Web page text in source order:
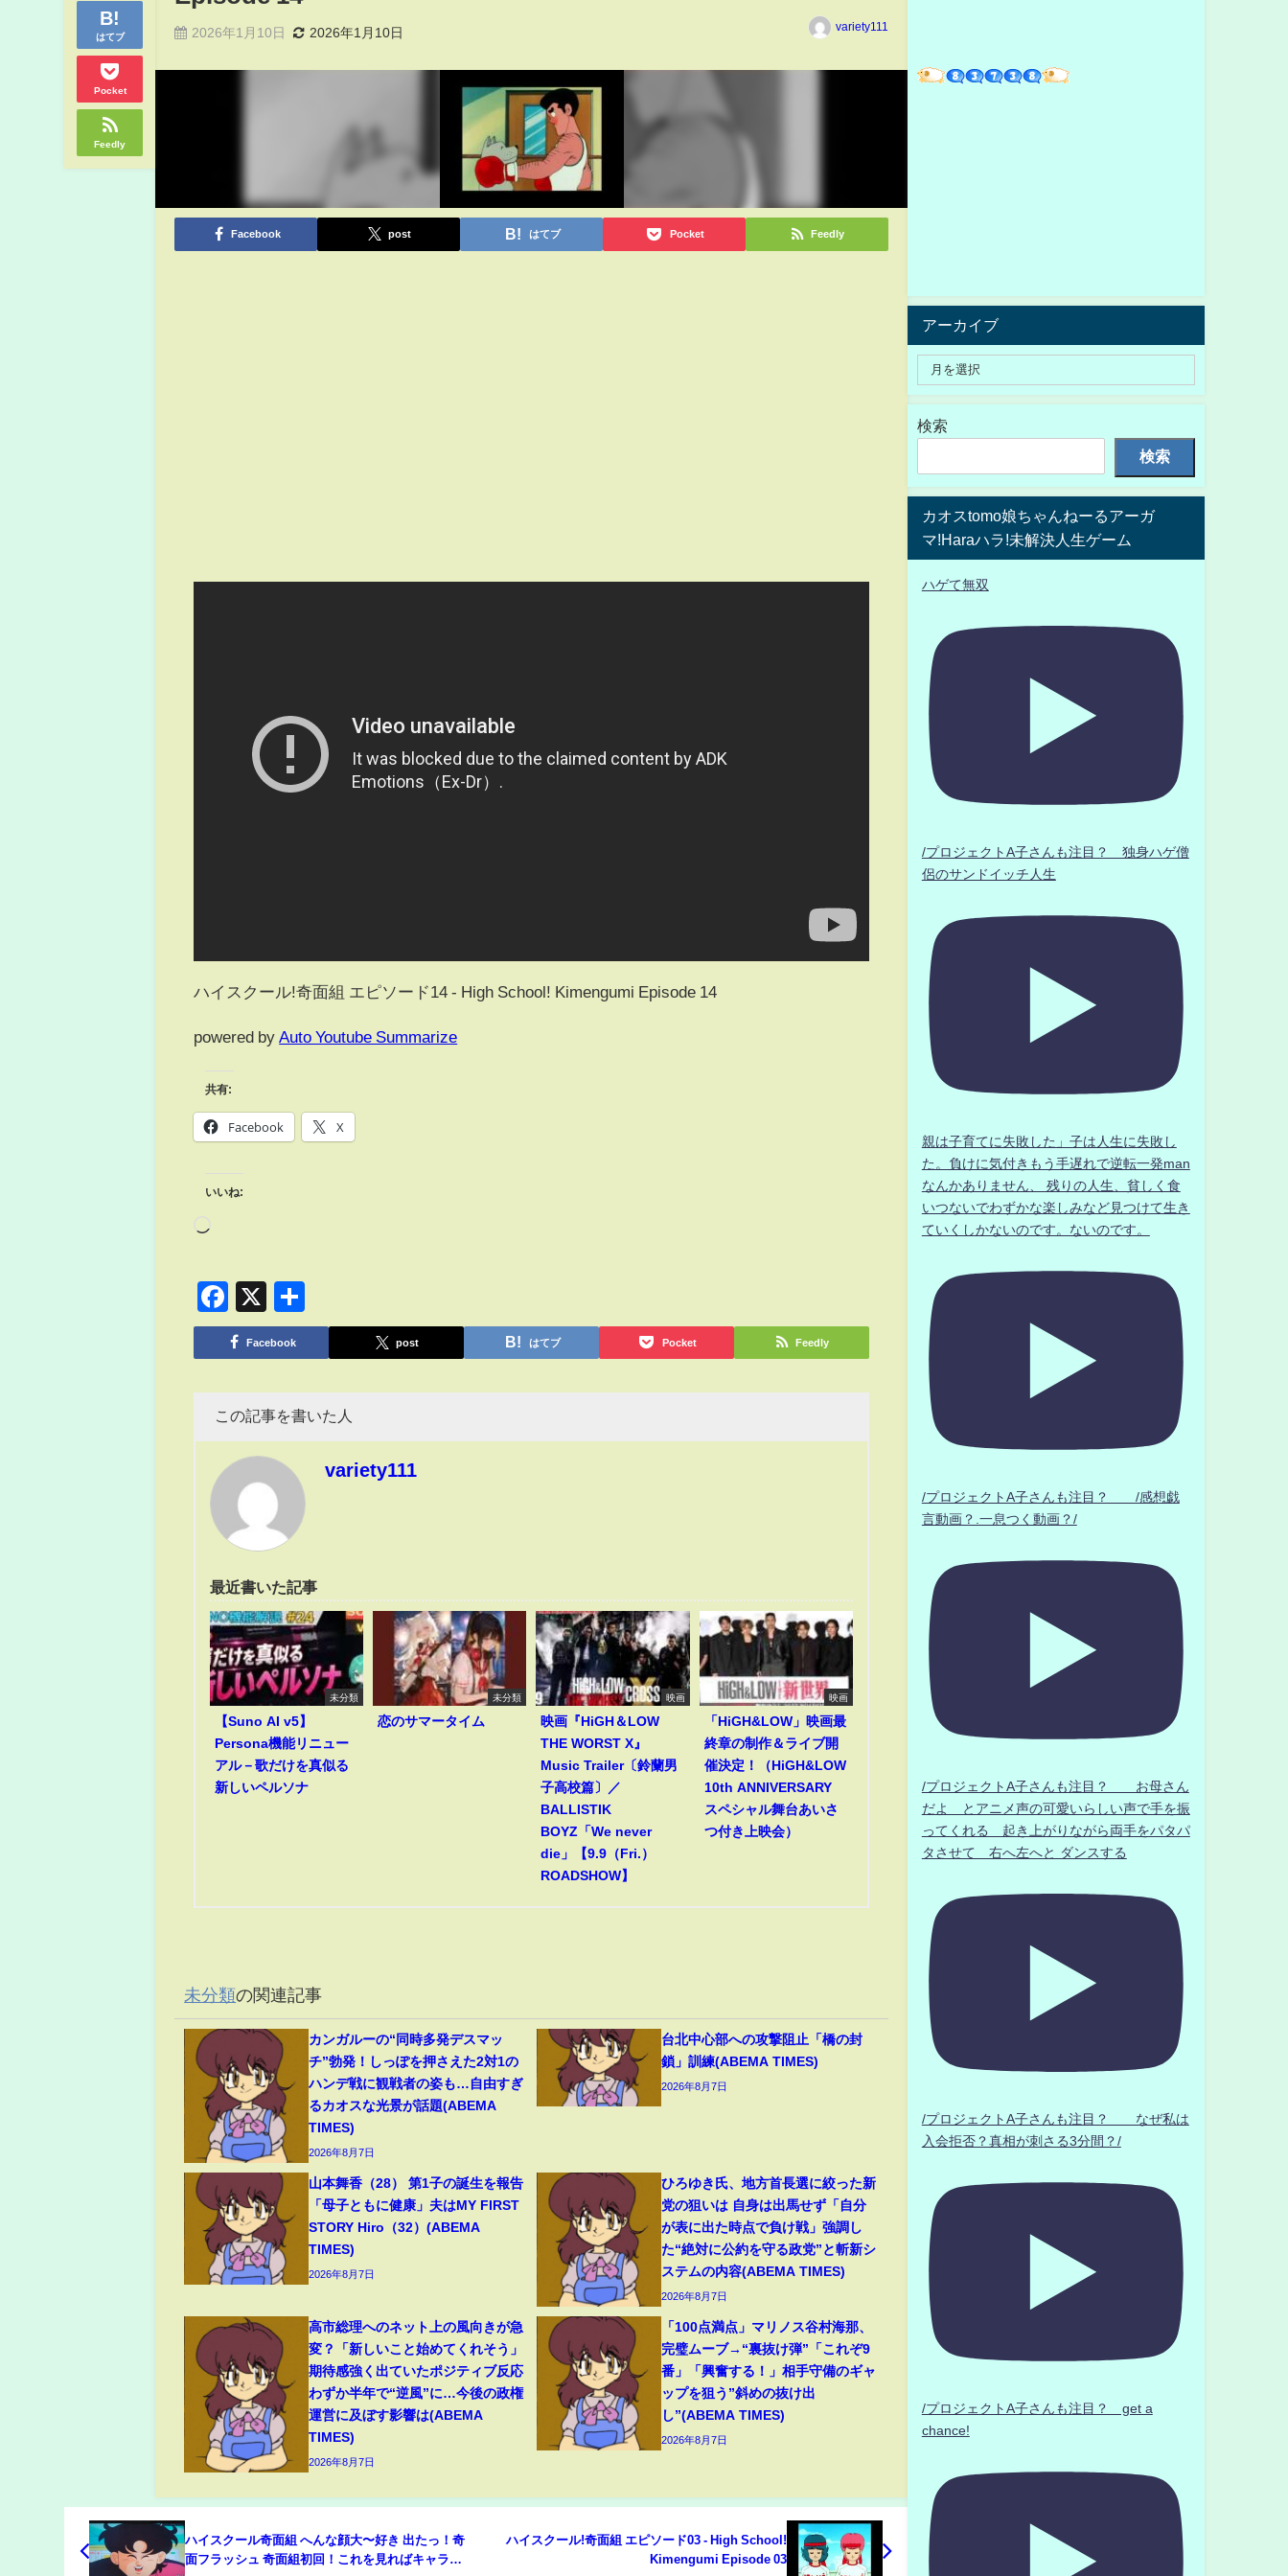
はてブ
Pocket
Feedly
2026年1月10日 2026年1月10日 variety111
Facebook post はてブ Pocket Feedly
ハイスクール!奇面組 エピソード14 - High School! Kimengumi Episode 14
powered by Auto Youtube Summarize
共有:
Facebook X
いいね:
Facebook
X
有
Facebook post はてブ Pocket Feedly
この記事を書いた人
variety111
最近書いた記事
未分類
【Suno AI v5】
Persona機能リニュー
アル－歌だけを真似る
新しいペルソナ
未分類
恋のサマータイム
映画
映画『HiGH＆LOW
THE WORST X』
Music Trailer〔鈴蘭男
子高校篇〕／
BALLISTIK
BOYZ「We never
die」【9.9（Fri.）
ROADSHOW】
映画
「HiGH&LOW」映画最
終章の制作＆ライブ開
催決定！（HiGH&LOW
10th ANNIVERSARY
スペシャル舞台あいさ
つ付き上映会）
未分類の関連記事
カンガルーの“同時多発デスマッ
チ”勃発！しっぽを押さえた2対1の
ハンデ戦に観戦者の姿も…自由すぎ
るカオスな光景が話題(ABEMA
TIMES)
2026年8月7日
台北中心部への攻撃阻止「橋の封
鎖」訓練(ABEMA TIMES)
2026年8月7日
山本舞香（28） 第1子の誕生を報告
「母子ともに健康」夫はMY FIRST
STORY Hiro（32）(ABEMA
TIMES)
2026年8月7日
ひろゆき氏、地方首長選に絞った新
党の狙いは 自身は出馬せず「自分
が表に出た時点で負け戦」強調し
た“絶対に公約を守る政党”と斬新シ
ステムの内容(ABEMA TIMES)
2026年8月7日
高市総理へのネット上の風向きが急
変？「新しいこと始めてくれそう」
期待感強く出ていたポジティブ反応
わずか半年で“逆風”に…今後の政権
運営に及ぼす影響は(ABEMA
TIMES)
2026年8月7日
「100点満点」マリノス谷村海那、
完璧ムーブ→“裏抜け弾”「これぞ9
番」「興奮する！」相手守備のギャ
ップを狙う”斜めの抜け出
し”(ABEMA TIMES)
2026年8月7日
ハイスクール奇面組 へんな顔大〜好き 出たっ！奇
面フラッシュ 奇面組初回！これを見ればキャラの
ハイスクール!奇面組 エピソード03 - High School!
Kimengumi Episode 03
アーカイブ
検索
検索
カオスtomo娘ちゃんねーるアーガ
マ!Haraハラ!未解決人生ゲーム
ハゲて無双
/プロジェクトA子さんも注目？ 独身ハゲ僧
侶のサンドイッチ人生
親は子育てに失敗した」子は人生に失敗し
た。負けに気付きもう手遅れで逆転一発man
なんかありません、 残りの人生、貧しく食
いつないでわずかな楽しみなど見つけて生き
ていくしかないのです。ないのです。
/プロジェクトA子さんも注目？ /感想戯
言動画？.一息つく動画？/
/プロジェクトA子さんも注目？ お母さん
だよ とアニメ声の可愛いらしい声で手を振
ってくれる 起き上がりながら両手をパタパ
タさせて 右へ左へと ダンスする
/プロジェクトA子さんも注目？ なぜ私は
入会拒否？真相が刺さる3分間？/
/プロジェクトA子さんも注目？ get a
chance!